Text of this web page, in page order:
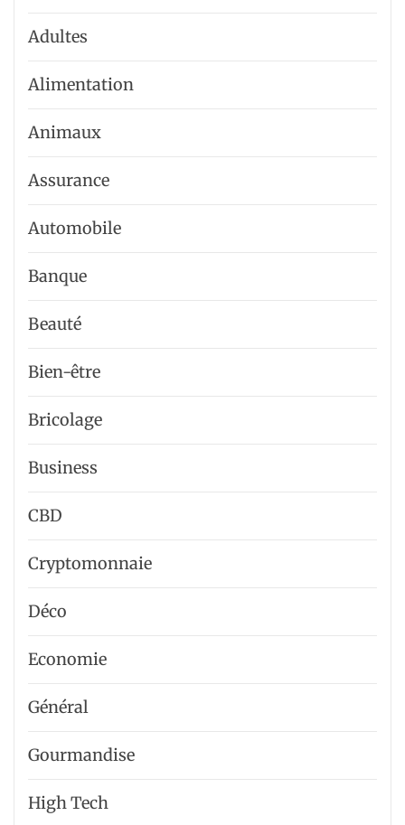
Adultes
Alimentation
Animaux
Assurance
Automobile
Banque
Beauté
Bien-être
Bricolage
Business
CBD
Cryptomonnaie
Déco
Economie
Général
Gourmandise
High Tech